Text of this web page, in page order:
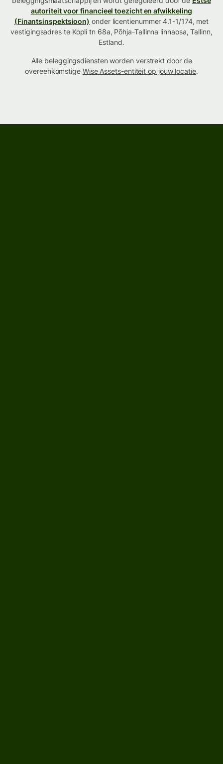
autoriteit voor financieel toezicht en afwikkeling
(Finantsinspektsioon) onder licentienummer 4.1-1/174, met
vestigingsadres te Kopli tn 68a, Põhja-Tallinna linnaosa, Tallinn,
Estland.
Alle beleggingsdiensten worden verstrekt door de
overeenkomstige Wise Assets-entiteit op jouw locatie.